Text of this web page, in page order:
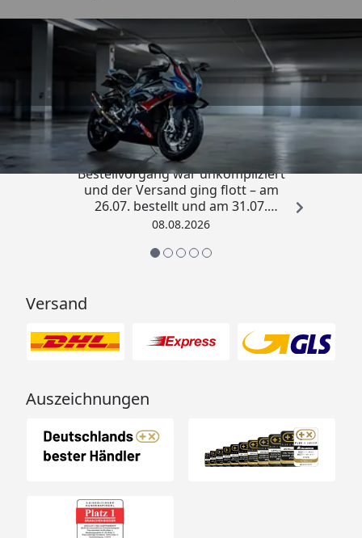
Trusted Shops
4,85/ 5
„Sehr zufriedener Kauf! Der
Bestellvorgang war unkompliziert
und der Versand ging flott – am
26.07. bestellt und am 31.07.
geliefert. Die Abdeckplane
Beschreibung und schützt
08.08.2026
Versand
Auszeichnungen